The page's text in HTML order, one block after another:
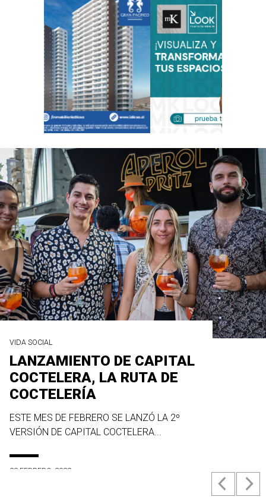
VIDA SOCIAL
LANZAMIENTO DE CAPITAL
COCTELERA, LA RUTA DE
COCTELERÍA
ESTE MES DE FEBRERO SE LANZÓ LA 2º
VERSIÓN DE CAPITAL COCTELERA...
23 FEBRERO, 2022